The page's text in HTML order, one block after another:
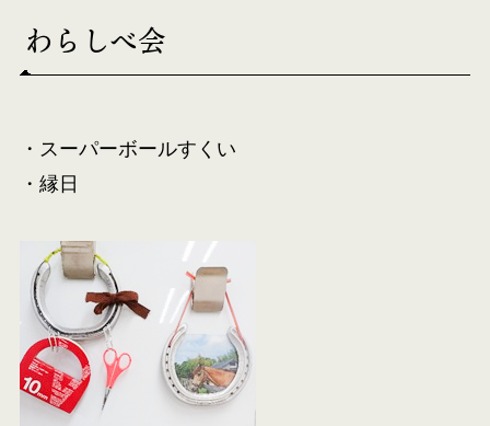
わらしべ会
・スーパーボールすくい
・縁日